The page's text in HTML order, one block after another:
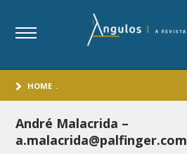
HOME .
André Malacrida –
a.malacrida@palfinger.com